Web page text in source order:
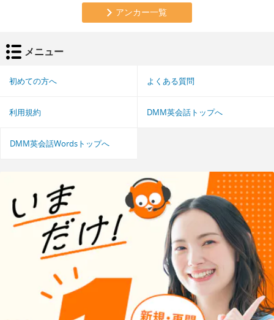
アンカー一覧
メニュー
初めての方へ よくある質問
利用規約 DMM英会話トップへ
DMM英会話Wordsトップへ